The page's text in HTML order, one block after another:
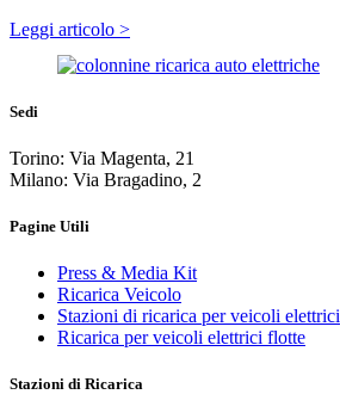
Leggi articolo >
Sedi
Torino: Via Magenta, 21
Milano: Via Bragadino, 2
Pagine Utili
Press & Media Kit
Ricarica Veicolo
Stazioni di ricarica per veicoli elettrici
Ricarica per veicoli elettrici flotte
Stazioni di Ricarica